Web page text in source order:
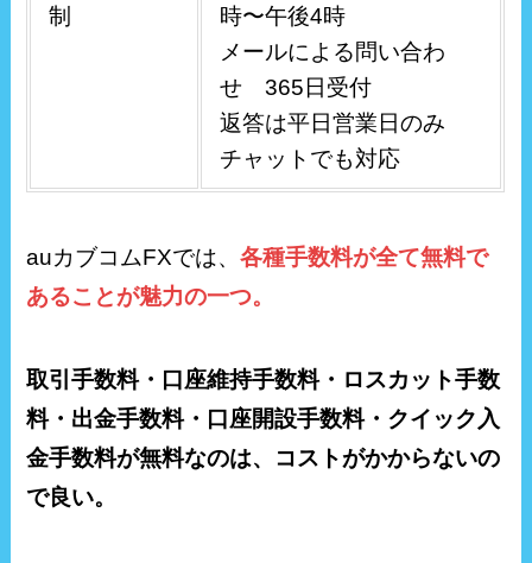
制
時〜午後4時
メールによる問い合わ
せ 365日受付
返答は平日営業日のみ
チャットでも対応
auカブコムFXでは、各種手数料が全て無料で
あることが魅力の一つ。
取引手数料・口座維持手数料・ロスカット手数
料・出金手数料・口座開設手数料・クイック入
金手数料が無料なのは、コストがかからないの
で良い。